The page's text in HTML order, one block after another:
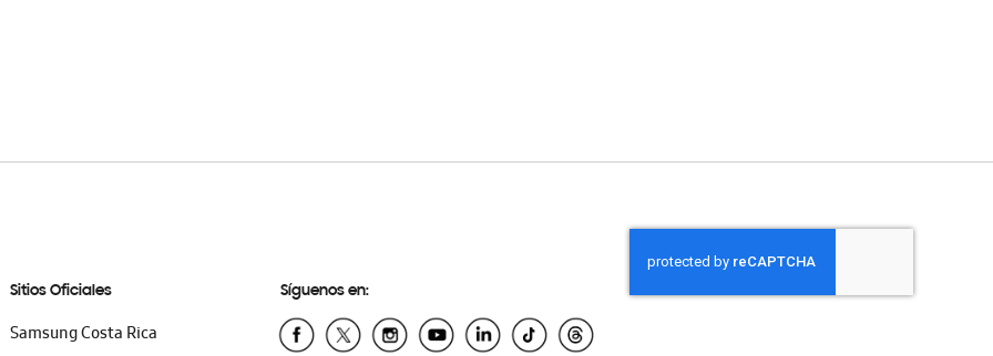
Sitios Oficiales
Samsung Costa Rica
Síguenos en: